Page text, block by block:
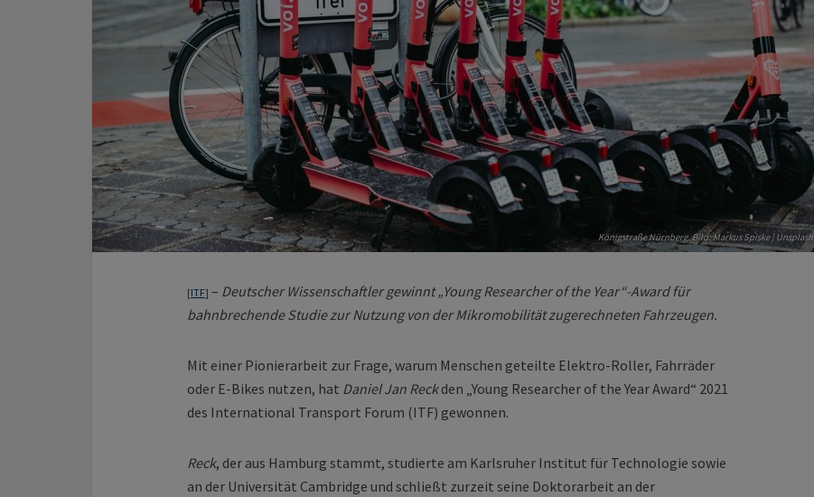
Königstraße Nürnberg. Bild: Markus Spiske | Unsplash
[ITF] – Deutscher Wissenschaftler gewinnt „Young Researcher of the Year“-Award für
bahnbrechende Studie zur Nutzung von der Mikromobilität zugerechneten Fahrzeugen.
Mit einer Pionierarbeit zur Frage, warum Menschen geteilte Elektro-Roller, Fahrräder
oder E-Bikes nutzen, hat Daniel Jan Reckden „Young Researcher of the Year Award“ 2021
des International Transport Forum (ITF) gewonnen.
Reck, der aus Hamburg stammt, studierte am Karlsruher Institut für Technologie sowie
an der Universität Cambridge und schließt zurzeit seine Doktorarbeit an der